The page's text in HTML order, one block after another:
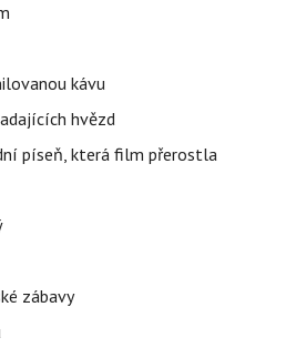
kávu
hvězd
píseň, která film přerostla
zábavy